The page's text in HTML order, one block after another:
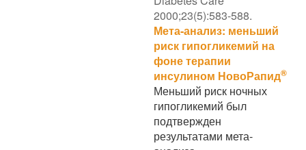
2000;23(5):583-588.
Мета-анализ: меньший
риск гипогликемий на
фоне терапии
инсулином НовоРапид®
Меньший риск ночных
гипогликемий был
подтвержден
результатами мета-